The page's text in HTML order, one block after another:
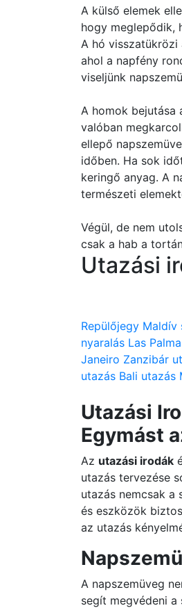
A külső elemek
hogy meglepődik,
A hó visszatükrözi
ahol a napfény
viseljünk
A homok bejutása
valóban
ellepő
időben. Ha sok
keringő anyag. A
természeti
Végül, de nem
csak a hab a
Utazási
Repülőjegy Maldív
nyaralás Las
Janeiro Zanzibár
utazás Bali utazás
Utazási
Egymást
Az utazási irodák
utazás tervezése
utazás nemcsak a
és eszközök
az utazás
A napszemüveg
segít megvédeni